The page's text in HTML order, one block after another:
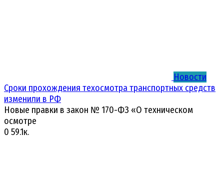
Новости
Сроки прохождения техосмотра транспортных средств
изменили в РФ
Новые правки в закон № 170-ФЗ «О техническом
осмотре
0 59.1к.